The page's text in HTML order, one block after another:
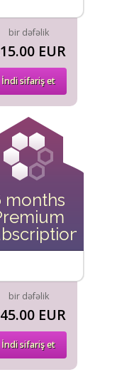
bir dəfəlik
EUR
İndi sifariş et
months
bir dəfəlik
EUR
İndi sifariş et